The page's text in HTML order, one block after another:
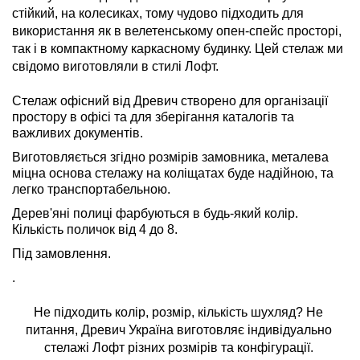
стійкий, на колесиках, тому чудово підходить для
використання як в велетенському опен-спейс просторі,
так і в компактному каркасному будинку. Цей стелаж ми
свідомо виготовляли в стилі Лофт.
Стелаж офісний від Древич створено для організації
простору в офісі та для зберігання каталогів та
важливих документів.
Виготовляється згідно розмірів замовника, металева
міцна основа стелажу на коліщатах буде надійною, та
легко транспортабельною.
Дерев'яні полиці фарбуються в будь-який колір.
Кількість поличок від 4 до 8.
Під замовлення.
.
Не підходить колір, розмір, кількість шухляд? Не
питання, Древич Україна виготовляє індивідуально
стелажі Лофт різних розмірів та конфігурації.